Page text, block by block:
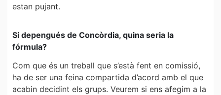
estan pujant.
Si depengués de Concòrdia, quina seria la
fórmula?
Com que és un treball que s’està fent en comissió,
ha de ser una feina compartida d’acord amb el que
acabin decidint els grups. Veurem si ens afegim a la